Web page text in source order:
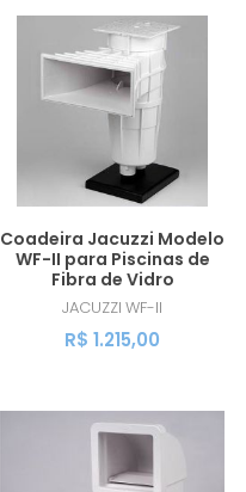
Coadeira Jacuzzi Modelo
WF-II para Piscinas de
Fibra de Vidro
JACUZZI WF-II
R$ 1.215,00